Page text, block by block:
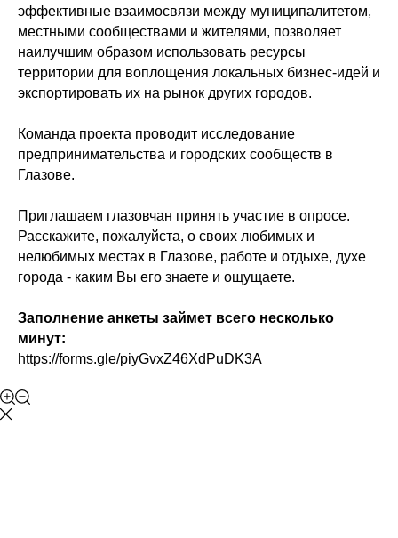
эффективные взаимосвязи между муниципалитетом,
местными сообществами и жителями, позволяет
наилучшим образом использовать ресурсы
территории для воплощения локальных бизнес-идей и
экспортировать их на рынок других городов.
Команда проекта проводит исследование
предпринимательства и городских сообществ в
Глазове.
Приглашаем глазовчан принять участие в опросе.
Расскажите, пожалуйста, о своих любимых и
нелюбимых местах в Глазове, работе и отдыхе, духе
города - каким Вы его знаете и ощущаете.
Заполнение анкеты займет всего несколько
минут:
https://forms.gle/piyGvxZ46XdPuDK3A